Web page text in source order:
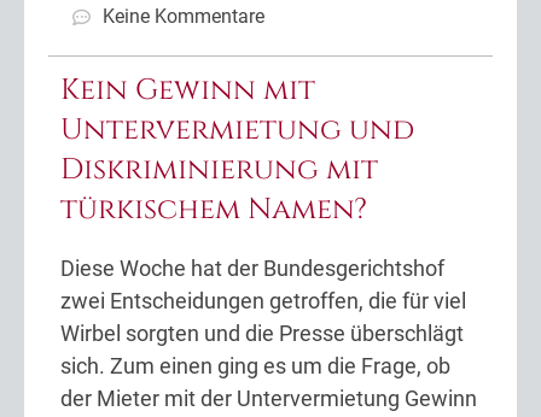
Keine Kommentare
Kein Gewinn mit
Untervermietung und
Diskriminierung mit
türkischem Namen?
Diese Woche hat der Bundesgerichtshof
zwei Entscheidungen getroffen, die für viel
Wirbel sorgten und die Presse überschlägt
sich. Zum einen ging es um die Frage, ob
der Mieter mit der Untervermietung Gewinn